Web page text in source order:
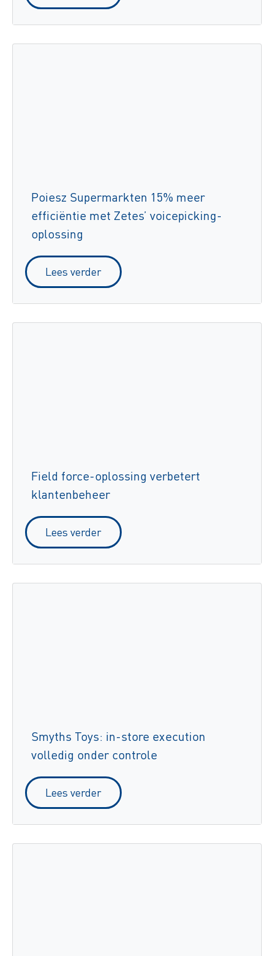
Poiesz Supermarkten 15% meer
efficiëntie met Zetes’ voicepicking-
oplossing
Lees verder
Field force-oplossing verbetert
klantenbeheer
Lees verder
Smyths Toys: in-store execution
volledig onder controle
Lees verder